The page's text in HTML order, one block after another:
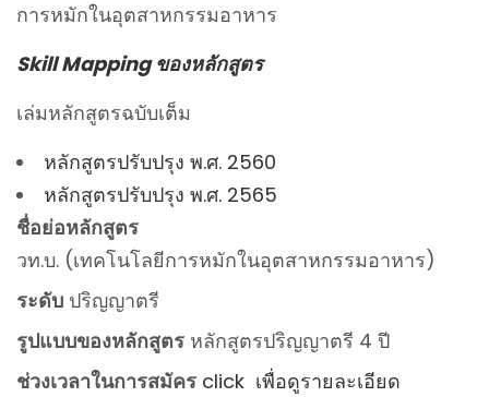
การหมักในอุตสาหกรรมอาหาร
Skill Mapping ของหลักสูตร
เล่มหลักสูตรฉบับเต็ม
หลักสูตรปรับปรุง พ.ศ. 2560
หลักสูตรปรับปรุง พ.ศ. 2565
ชื่อย่อหลักสูตร
วท.บ. (เทคโนโลยีการหมักในอุตสาหกรรมอาหาร)
ระดับ ปริญญาตรี
รูปแบบของหลักสูตร หลักสูตรปริญญาตรี 4 ปี
ช่วงเวลาในการสมัคร click เพื่อดูรายละเอียด